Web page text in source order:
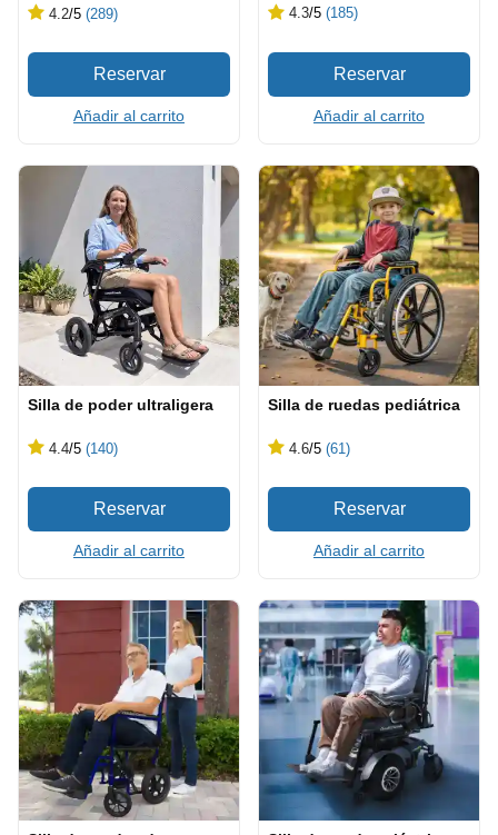
4.2/5 (289)
Añadir al carrito
4.3/5 (185)
Añadir al carrito
Silla de poder ultraligera
4.4/5 (140)
Añadir al carrito
Silla de ruedas pediátrica
4.6/5 (61)
Añadir al carrito